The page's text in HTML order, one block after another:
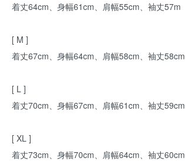
着丈64cm、身幅61cm、肩幅55cm、袖丈57m
[ M ]
着丈67cm、身幅64cm、肩幅58cm、袖丈58cm
[ L ]
着丈70cm、身幅67cm、肩幅61cm、袖丈59cm
[ XL ]
着丈73cm、身幅70cm、肩幅64cm、袖丈60cm